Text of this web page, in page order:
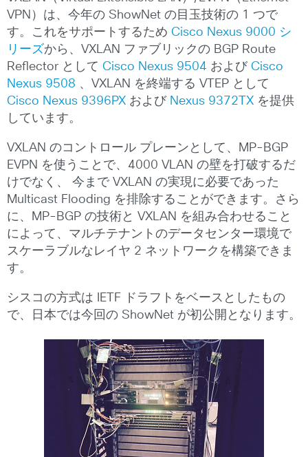
VPN）は、今年の ShowNet の目玉技術の 1 つで
す。これをサポートするため Cisco Nexus 9000 シ
リーズから、VXLAN ファブリックの BGP Route
Reflector として Cisco Nexus 9504 および Cisco
Nexus 9508 、VXLAN を終端する VTEP として
Cisco Nexus 9396PX およびNexus 9372TX を提供
しています。
VXLAN のコントロール プレーンとして、MP-BGP
EVPN を使うことで、4000 VLAN の壁を打破するだ
けでなく、 今まで VXLAN の実現に必要であった
Multicast Flooding を排除することができます。さら
に、MP-BGP の技術と VXLAN を組み合わせること
によって、マルチテナントのデータセンター環境で
スケーラブルなレイヤ 2 ネットワークを構築できま
す。
シスコの方式は IETF ドラフトをベースとしたもの
で、日本では今回の ShowNet が初公開となります。